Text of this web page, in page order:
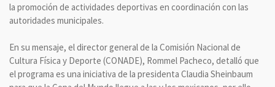
la promoción de actividades deportivas en coordinación con las
autoridades municipales.
En su mensaje, el director general de la Comisión Nacional de
Cultura Física y Deporte (CONADE), Rommel Pacheco, detalló que
el programa es una iniciativa de la presidenta Claudia Sheinbaum